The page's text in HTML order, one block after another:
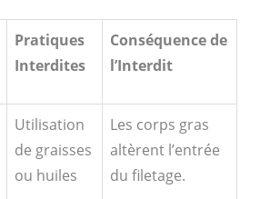
Pratiques
Interdites
Conséquence de
l’Interdit
Utilisation
de graisses
ou huiles
Les corps gras
altèrent l’entrée
du filetage.